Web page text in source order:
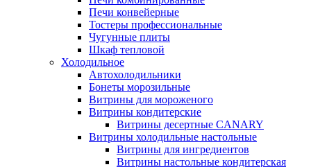
Печи конвейерные
Тостеры профессиональные
Чугунные плиты
Шкаф тепловой
Холодильное
Автохолодильники
Бонеты морозильные
Витрины для мороженого
Витрины кондитерские
Витрины десертные CANARY
Витрины холодильные настольные
Витрины для ингредиентов
Витрины настольные кондитерская